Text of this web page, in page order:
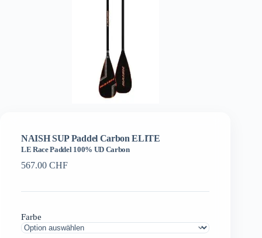
NAISH SUP Paddel Carbon ELITE
LE Race Paddel 100% UD Carbon
567.00 CHF
Farbe